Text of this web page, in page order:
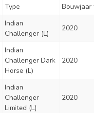
Type Bouwjaar
Indian
Challenger (L)
2020
Indian
Challenger Dark
Horse (L)
2020
Indian
Challenger
Limited (L)
2020